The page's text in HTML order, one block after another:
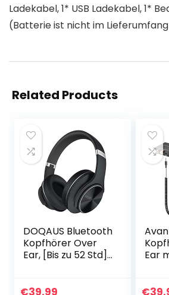
Ladekabel, 1* USB Ladekabel, 1*
(Batterie ist nicht im
Related Products
DOQAUS Bluetooth
Kopfhörer Over
Ear, [Bis zu 52 Std]
Modi, Dual 40mm
€39.99
Ear
X
€